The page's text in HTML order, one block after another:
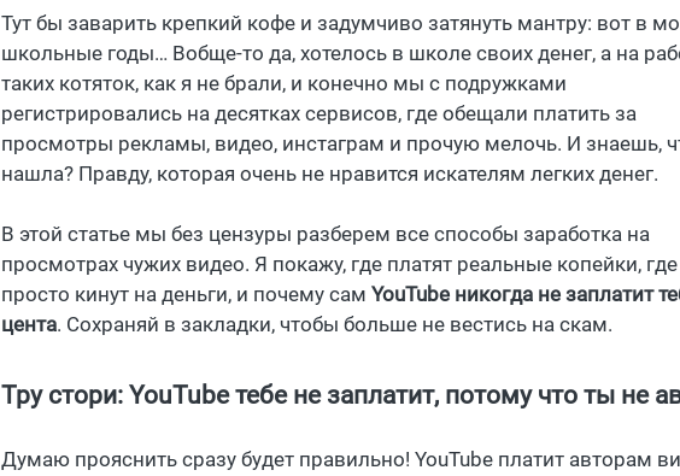
Тут бы заварить крепкий кофе и задумчиво затянуть мантру: вот в
школьные годы… Вобще-то да, хотелось в школе своих денег, а на
таких котяток, как я не брали, и конечно мы с подружками
регистрировались на десятках сервисов, где обещали платить за
просмотры рекламы, видео, инстаграм и прочую мелочь. И знаешь,
нашла? Правду, которая очень не нравится искателям легких денег.
В этой статье мы без цензуры разберем все способы заработка на
просмотрах чужих видео. Я покажу, где платят реальные копейки, где
просто кинут на деньги, и почему сам YouTube никогда не заплатит
цента. Сохраняй в закладки, чтобы больше не вестись на скам.
Тру стори: YouTube тебе не заплатит, потому что ты не
Думаю прояснить сразу будет правильно! YouTube платит авторам